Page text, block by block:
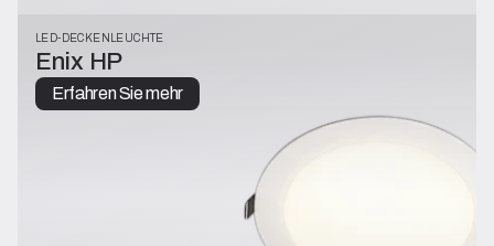
LED-DECKENLEUCHTE
Enix HP
Erfahren Sie mehr